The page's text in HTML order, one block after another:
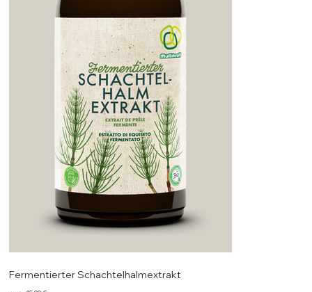
Fermentierter Schachtelhalmextrakt